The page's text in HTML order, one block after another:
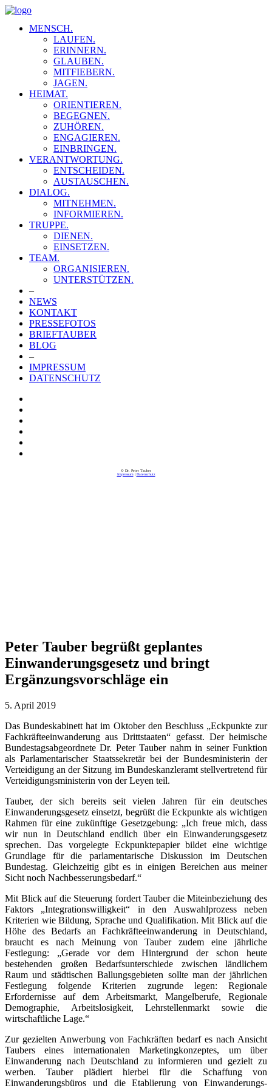
MENSCH.
LAUFEN.
ERINNERN.
GLAUBEN.
MITFIEBERN.
JAGEN.
HEIMAT.
ORIENTIEREN.
BEGEGNEN.
ZUHÖREN.
ENGAGIEREN.
EINBRINGEN.
VERANTWORTUNG.
ENTSCHEIDEN.
AUSTAUSCHEN.
DIALOG.
MITNEHMEN.
INFORMIEREN.
TRUPPE.
DIENEN.
EINSETZEN.
TEAM.
ORGANISIEREN.
UNTERSTÜTZEN.
–
NEWS
KONTAKT
PRESSEFOTOS
BRIEFTAUBER
BLOG
–
IMPRESSUM
DATENSCHUTZ
© Dr. Peter Tauber
Impressum| Datenschutz
Peter Tauber begrüßt geplantes
Einwanderungsgesetz und bringt
Ergänzungsvorschläge ein
5. April 2019
Das Bundeskabinett hat im Oktober den Beschluss „Eckpunkte zur
Fachkräfteeinwanderung aus Drittstaaten“ gefasst. Der heimische
Bundestagsabgeordnete Dr. Peter Tauber nahm in seiner Funktion
als Parlamentarischer Staatssekretär bei der Bundesministerin der
Verteidigung an der Sitzung im Bundeskanzleramt stellvertretend für
Verteidigungsministerin von der Leyen teil.
Tauber, der sich bereits seit vielen Jahren für ein deutsches
Einwanderungsgesetz einsetzt, begrüßt die Eckpunkte als wichtigen
Rahmen für eine zukünftige Gesetzgebung: „Ich freue mich, dass
wir nun in Deutschland endlich über ein Einwanderungsgesetz
sprechen. Das vorgelegte Eckpunktepapier bildet eine wichtige
Grundlage für die parlamentarische Diskussion im Deutschen
Bundestag. Gleichzeitig gibt es in einigen Bereichen aus meiner
Sicht noch Nachbesserungsbedarf.“
Mit Blick auf die Steuerung fordert Tauber die Miteinbeziehung des
Faktors „Integrationswilligkeit“ in den Auswahlprozess neben
Kriterien wie Bildung, Sprache und Qualifikation. Mit Blick auf die
Höhe des Bedarfs an Fachkräfteeinwanderung in Deutschland,
braucht es nach Meinung von Tauber zudem eine jährliche
Festlegung: „Gerade vor dem Hintergrund der schon heute
bestehenden großen Bedarfsunterschiede zwischen ländlichem
Raum und städtischen Ballungsgebieten sollte man der jährlichen
Festlegung folgende Kriterien zugrunde legen: Regionale
Erfordernisse auf dem Arbeitsmarkt, Mangelberufe, Regionale
Demographie, Arbeitslosigkeit, Lehrstellenmarkt sowie die
wirtschaftliche Lage.“
Zur gezielten Anwerbung von Fachkräften bedarf es nach Ansicht
Taubers eines internationalen Marketingkonzeptes, um über
Einwanderung nach Deutschland zu informieren und gezielt zu
werben. Tauber plädiert hierbei für die Schaffung von
Einwanderungsbüros und die Etablierung von Einwanderungs-